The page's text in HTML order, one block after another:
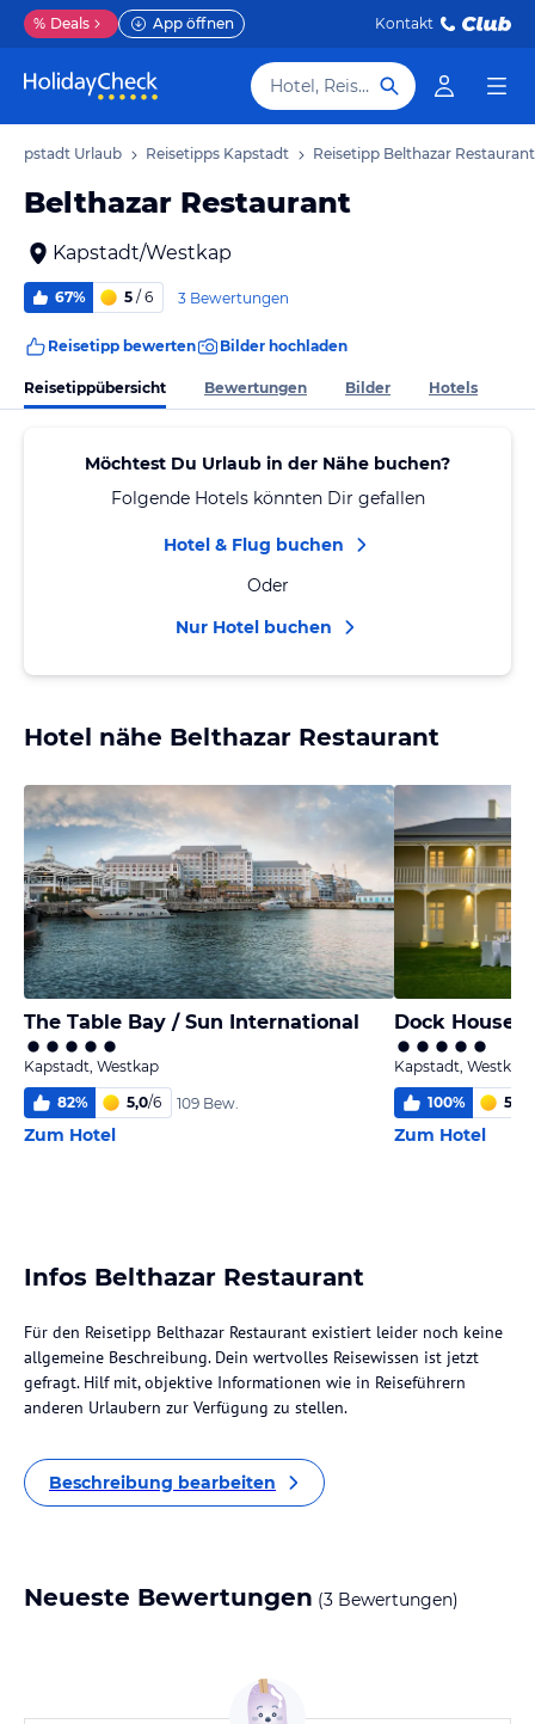
% Deals App öffnen Kontakt
Hotel, Reiseziel
Kapstadt Urlaub Reisetipps Kapstadt Reisetipp Belthazar Restaurant
Belthazar Restaurant
Kapstadt/Westkap
67% 5 / 6 3 Bewertungen
Reisetipp bewerten Bilder hochladen
Reisetippübersicht Bewertungen Bilder Hotels
Möchtest Du Urlaub in der Nähe buchen?
Folgende Hotels könnten Dir gefallen
Hotel & Flug buchen
Oder
Nur Hotel buchen
Hotel nähe Belthazar Restaurant
The Table Bay / Sun International
Kapstadt, Westkap
82% 5,0/6 109 Bew.
Zum Hotel
Dock House
Kapstadt, Westkap
100% 5,8
Zum Hotel
Infos Belthazar Restaurant
Für den Reisetipp Belthazar Restaurant existiert leider noch keine
allgemeine Beschreibung. Dein wertvolles Reisewissen ist jetzt
gefragt. Hilf mit, objektive Informationen wie in Reiseführern
anderen Urlaubern zur Verfügung zu stellen.
Beschreibung bearbeiten
Neueste Bewertungen (3 Bewertungen)